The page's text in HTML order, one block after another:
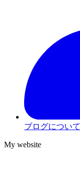
ブログについて
My website